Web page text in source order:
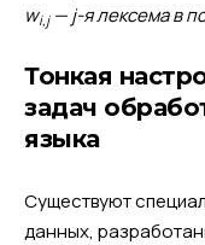
wi,j— j-я лексема в
Тонкая
задач
языка
Существуют
данных,